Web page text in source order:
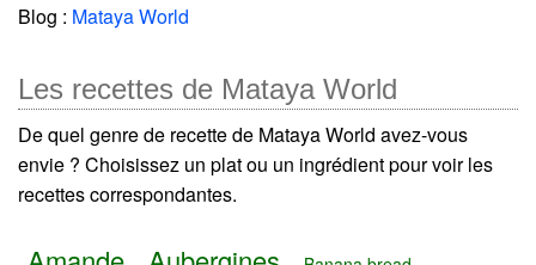
Blog : Mataya World
Les recettes de Mataya World
De quel genre de recette de Mataya World avez-vous
envie ? Choisissez un plat ou un ingrédient pour voir les
recettes correspondantes.